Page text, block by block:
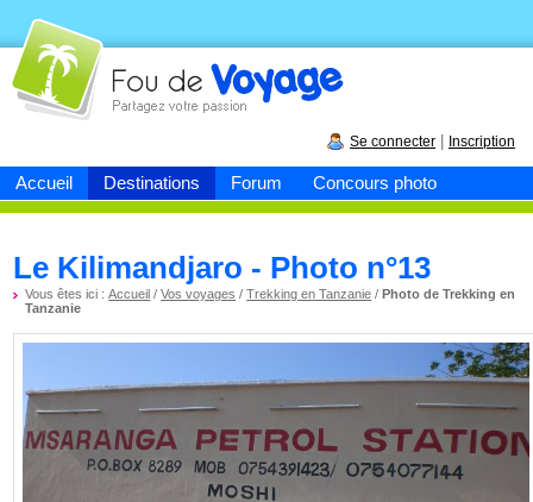
Accueil Destinations Forum Concours photo
Fou devoyage
Se connecter Inscription
Le Kilimandjaro - Photo n°13
Vous êtes ici :Accueil /Vos voyages /Trekking en Tanzanie /Photo de Trekking en
Tanzanie